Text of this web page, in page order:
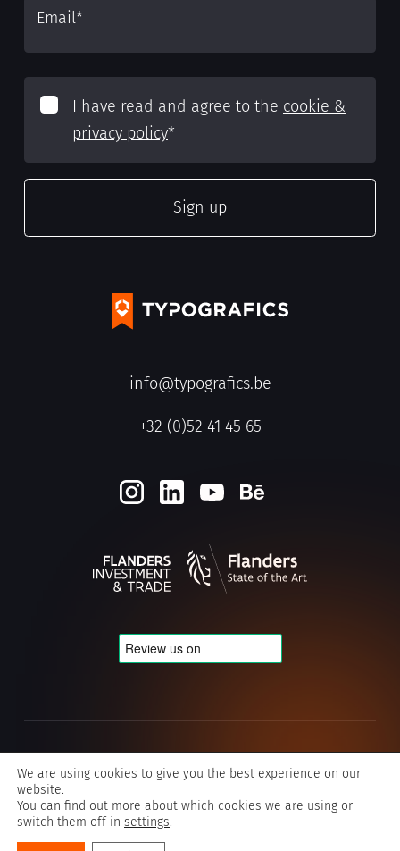
info@typografics.be
+32 (0)52 41 45 65
Email*
I have read and agree to the cookie &
privacy policy*
Algemene voorwaarden Typografics
©2026 Typografics
We are using cookies to give you the best experience on our
website.
You can find out more about which cookies we are using or
switch them off in settings.